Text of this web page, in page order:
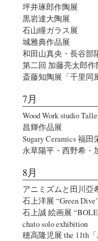
坪井琢郎作陶展
黒岩達大陶展
石山瞳ガラス展
城雅典作品展
和田山真央・長谷部
第二回 加藤亮太郎作
斎藤知陶展「千里同
7月
Wood Work studio
昌輝作品展
Sugary Ceramics 福
永草陽平・西野希・
8月
アニミズムと田川亞
石上洋展 “Green Dive”
石上誠 絵画展
chato solo exhibition
穂高隆児展 the 11th「